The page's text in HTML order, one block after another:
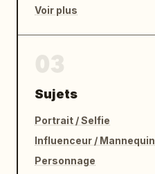
Voir plus
Sujets
Portrait / Selfie
Influenceur / Mannequin
Personnage